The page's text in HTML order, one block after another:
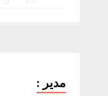
مدیر :